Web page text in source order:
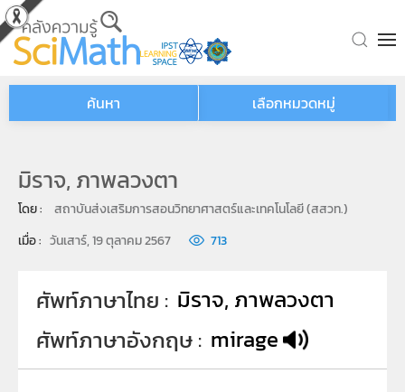
Skip to main content
ค้นหา เลือกหมวดหมู่
มิราจ, ภาพลวงตา
โดย :
สถาบันส่งเสริมการสอนวิทยาศาสตร์และเทคโนโลยี (สสวท.)
เมื่อ : วันเสาร์, 19 ตุลาคม 2567 713
ศัพท์ภาษาไทย
มิราจ, ภาพลวงตา
ศัพท์ภาษาอังกฤษ mirage